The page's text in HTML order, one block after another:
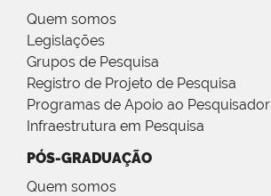
Quem somos
Legislações
Grupos de Pesquisa
Registro de Projeto de Pesquisa
Programas de Apoio ao Pesquisador
Infraestrutura em Pesquisa
PÓS-GRADUAÇÃO
Quem somos